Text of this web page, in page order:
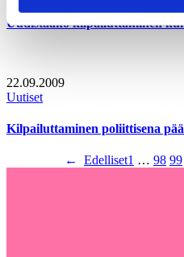
Uudistaako kilpailuttaminen
22.09.2009
Uutiset
Kilpailuttaminen poliittisena
← Edelliset1 … 98 99